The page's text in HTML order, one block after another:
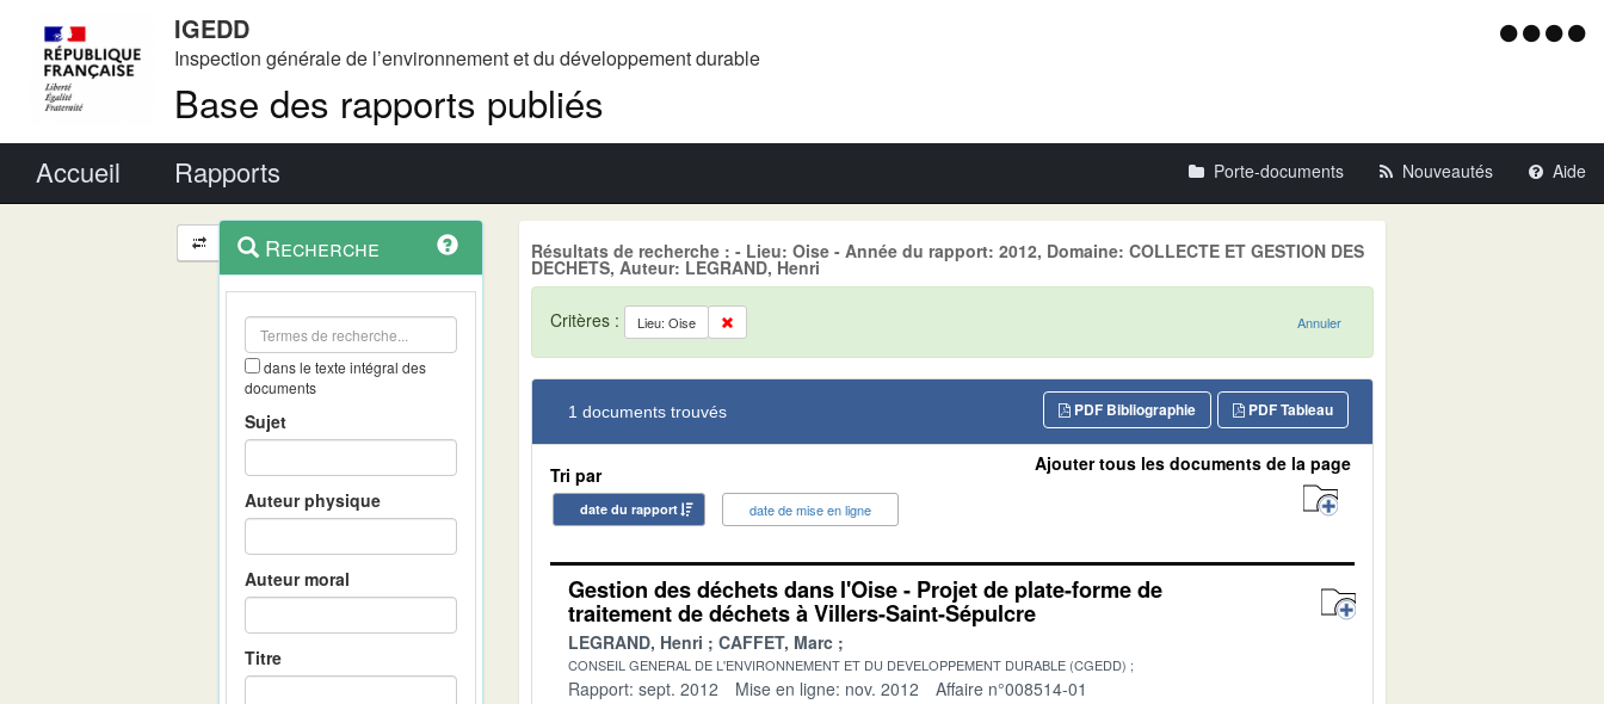
IGEDD
Inspection générale de l’environnement et du développement durable
Base des rapports publiés
Menu
Accueil Rapports Porte-documents Nouveautés Aide
Navigation
et
outils
contextuel
Recherche
dans le texte intégral des
documents
Sujet
Auteur physique
Auteur moral
Titre
Résultats de recherche : - Lieu: Oise - Année du rapport: 2012, Domaine: COLLECTE ET GESTION DES
DECHETS, Auteur: LEGRAND, Henri
Critères : Lieu: Oise Annuler
1 documents trouvés PDF Tableau
PDF Bibliographie
Tri par
date du rapport date de mise en ligne
Ajouter tous les documents de la page
Gestion des déchets dans l'Oise - Projet de plate-forme de
traitement de déchets à Villers-Saint-Sépulcre
LEGRAND, Henri CAFFET, Marc
CONSEIL GENERAL DE L'ENVIRONNEMENT ET DU DEVELOPPEMENT DURABLE (CGEDD)
Rapport: sept. 2012 Mise en ligne: nov. 2012 Affaire n°008514-01